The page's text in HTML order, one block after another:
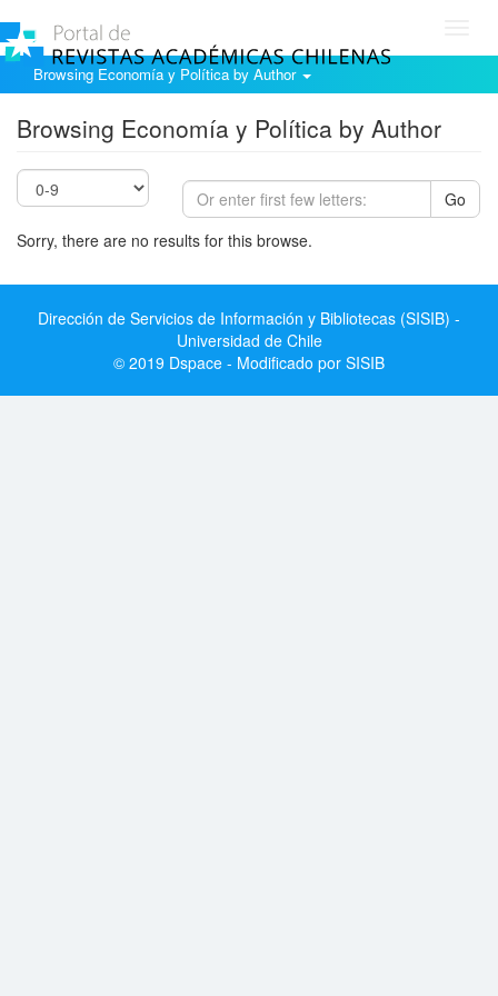
Browsing Economía y Política by Author
Browsing Economía y Política by Author
Go
Sorry, there are no results for this browse.
Dirección de Servicios de Información y Bibliotecas (SISIB) -
Universidad de Chile
© 2019 Dspace - Modificado por SISIB